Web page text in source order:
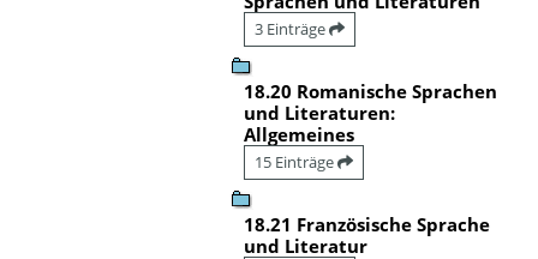
3 Einträge
18.20 Romanische Sprachen
und Literaturen:
Allgemeines
15 Einträge
18.21 Französische Sprache
und Literatur